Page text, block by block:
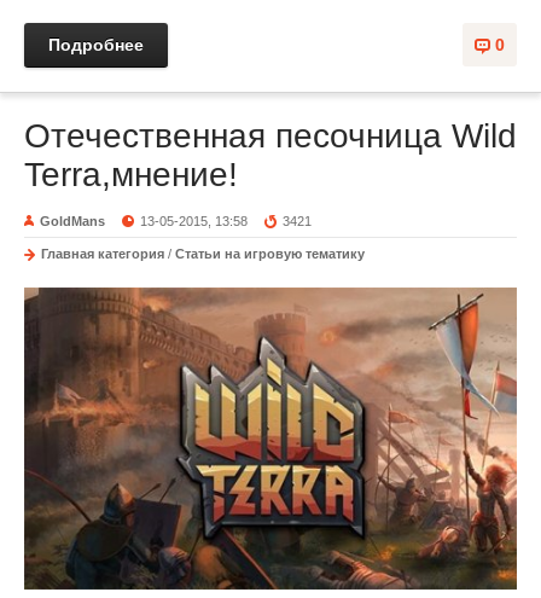
0
Подробнее
Отечественная песочница Wild
Terra,мнение!
GoldMans 13-05-2015, 13:58 3421
Главная категория / Статьи на игровую тематику